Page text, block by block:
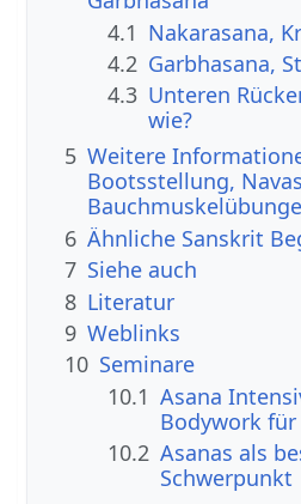
4.1 Nakarasana,
4.2 Garbhasana,
4.3 Unteren
wie?
5 Weitere
Bootsstellung,
6 Ähnliche Sanskrit
7 Siehe auch
8 Literatur
9 Weblinks
10 Seminare
10.1 Asana
Bodywork
10.2 Asanas als
Schwerpunkt